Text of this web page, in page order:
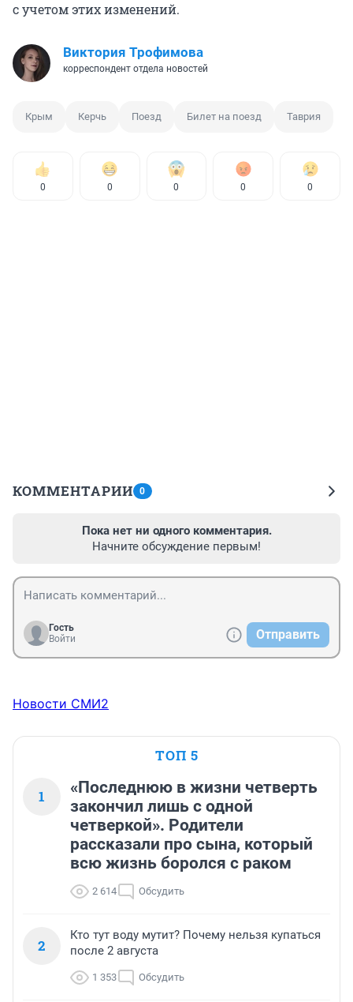
с учетом этих изменений.
Виктория Трофимова
корреспондент отдела новостей
Крым Керчь Поезд Билет на поезд Таврия
0 0 0 0 0
КОММЕНТАРИИ 0
Пока нет ни одного комментария.
Начните обсуждение первым!
Гость
Войти
Отправить
Новости СМИ2
ТОП 5
1
«Последнюю в жизни четверть
закончил лишь с одной
четверкой». Родители
рассказали про сына, который
всю жизнь боролся с раком
2 614 Обсудить
2
Кто тут воду мутит? Почему нельзя купаться
после 2 августа
1 353 Обсудить